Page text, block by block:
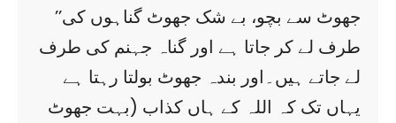
’’جھوٹ سے بچو، بے شک جھوٹ گناہوں کی
طرف لے کر جاتا ہے اور گناہ جہنم کی طرف
لے جاتے ہیں۔اور بندہ جھوٹ بولتا رہتا ہے
یہاں تک کہ اللہ کے ہاں کذاب (بہت جھوٹ